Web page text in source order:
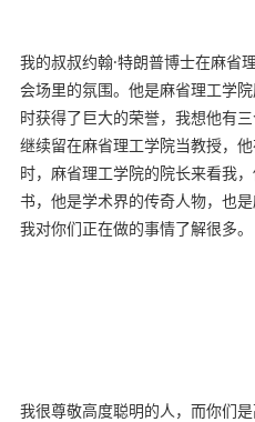
我的叔叔约翰·特朗普博士在麻省
会场里的氛围。他是麻省理工学
时获得了巨大的荣誉，我想他有
继续留在麻省理工学院当教授，
时，麻省理工学院的院长来看我
书，他是学术界的传奇人物，也
我对你们正在做的事情了解很多。
我很尊敬高度聪明的人，而你们